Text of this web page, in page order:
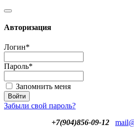
Авторизация
Логин*
Пароль*
Запомнить меня
Забыли свой пароль?
+7(904)856-09-12